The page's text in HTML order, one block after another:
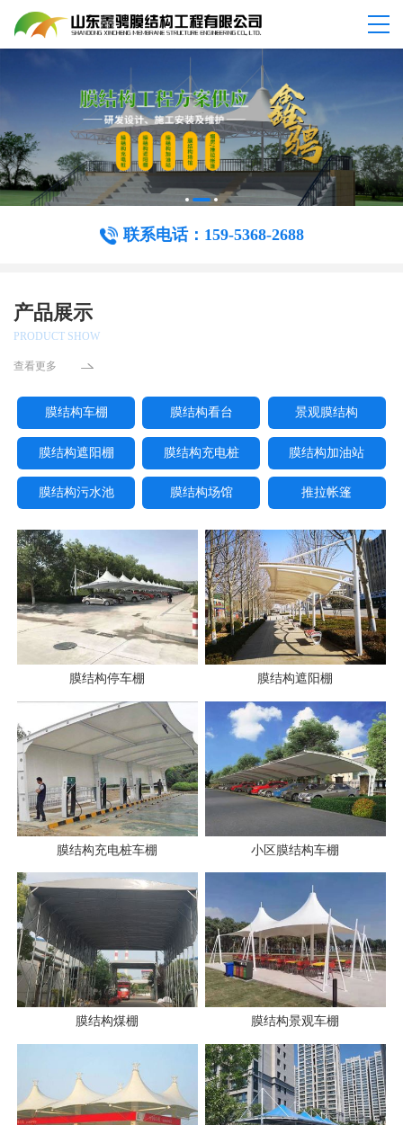
联系电话：159-5368-2688
产品展示
PRODUCT SHOW
查看更多
膜结构车棚 膜结构看台 景观膜结构
膜结构遮阳棚 膜结构充电桩 膜结构加油站
膜结构污水池 膜结构场馆 推拉帐篷
膜结构停车棚 膜结构遮阳棚
膜结构充电桩车棚 小区膜结构车棚
膜结构煤棚 膜结构景观车棚